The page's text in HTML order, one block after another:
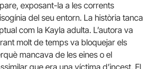
exposant-la a les corrents
del seu entorn. La història tanca
com la Kayla adulta. L’autora va
molt de temps va bloquejar els
mancava de les eines o el